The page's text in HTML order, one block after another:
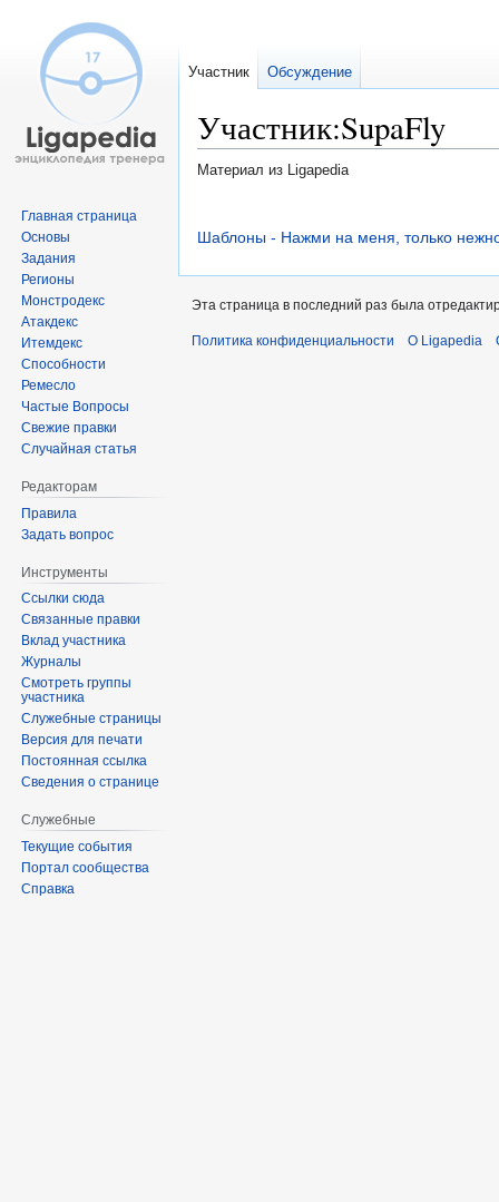
Участник:SupaFly
Материал из Ligapedia
ккШаблоны - Нажми на меня, только
Участник Обсуждение
Главная страница
Основы
Задания
Регионы
Монстродекс
Атакдекс
Итемдекс
Способности
Ремесло
Частые Вопросы
Свежие правки
Случайная статья
Редакторам
Правила
Задать вопрос
Инструменты
Ссылки сюда
Связанные правки
Вклад участника
Журналы
Смотреть группы
участника
Служебные страницы
Версия для печати
Постоянная ссылка
Сведения о странице
Служебные
Текущие события
Портал сообщества
Справка
Эта страница в последний раз была
Политика конфиденциальности О Ligapedia